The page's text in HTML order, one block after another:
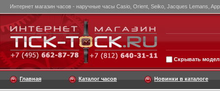
Интернет магазин часов - наручные часы Casio, Orient, Seiko, Jacques Lemans,
Скрывать
Главная Каталог часов Новинки в каталоге